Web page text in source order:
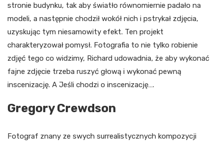
stronie budynku, tak aby światło równomiernie padało na
modeli, a następnie chodził wokół nich i pstrykał zdjęcia,
uzyskując tym niesamowity efekt. Ten projekt
charakteryzował pomysł. Fotografia to nie tylko robienie
zdjęć tego co widzimy, Richard udowadnia, że aby wykonać
fajne zdjęcie trzeba ruszyć głową i wykonać pewną
inscenizację. A Jeśli chodzi o inscenizację….
Gregory Crewdson
Fotograf znany ze swych surrealistycznych kompozycji